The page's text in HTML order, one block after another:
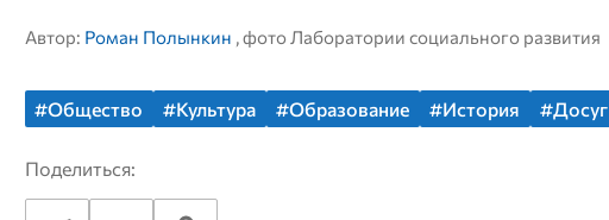
Автор: Роман Полынкин , фото Лаборатории социального развития
#Общество #Культура #Образование #История #Досуг
Поделиться: